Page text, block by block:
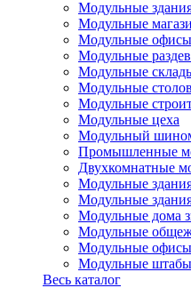
Модульные
Модульные
Модульные
Модульные
Модульные
Модульные
Модульные
Модульные цеха
Модульный
Промышленные
Двухкомнатные
Модульные
Модульные
Модульные дома
Модульные
Модульные офисы
Модульные штабы
Весь каталог